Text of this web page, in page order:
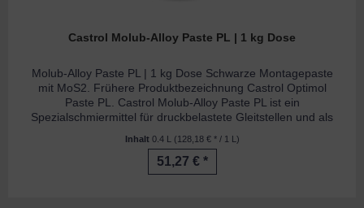
Castrol Molub-Alloy Paste PL | 1 kg Dose
Molub-Alloy Paste PL | 1 kg Dose Schwarze Montagepaste
mit MoS2. Frühere Produktbezeichnung Castrol Optimol
Paste PL. Castrol Molub-Alloy Paste PL ist ein
Spezialschmiermittel für druckbelastete Gleitstellen und als
Inhalt 0.4 L (128,18 € * / 1 L)
51,27 € *